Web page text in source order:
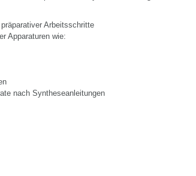
Arbeitsschritte
Apparaturen wie:
nach Syntheseanleitungen